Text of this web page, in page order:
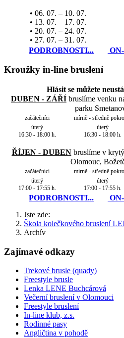
• 06. 07. – 10. 07.
• 13. 07. – 17. 07.
• 20. 07. – 24. 07.
• 27. 07. – 31. 07.
PODROBNOSTI...
Kroužky in-line bruslení
Hlásit se můžete
DUBEN - ZÁŘÍ bruslíme venku
parku
začátečníci mírně - středně
úterý
16:30 - 18:00 h.
úterý
16:30 - 18:00 h.
ŘÍJEN - DUBENbruslíme v
Olomouc,
začátečníci mírně - středně
úterý
17:00 - 17:55 h.
úterý
17:00 - 17:55 h.
PODROBNOSTI...
Jste zde:
Škola kolečkového bruslení
Archív
Zajímavé odkazy
Trekové brusle (quady)
Freestyle brusle
Lenka LENE Buchcárová
Večerní bruslení v Olomouci
Freestyle bruslení
In-line klub, z.s.
Rodinné pasy
Angličtina v pohodě